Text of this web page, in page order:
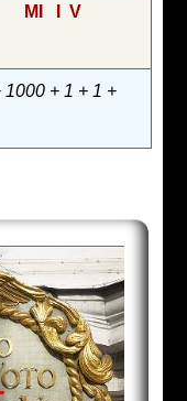
MI I V
+ 1 + 1 +